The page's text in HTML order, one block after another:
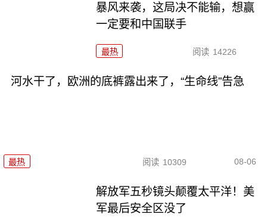
暴风来袭，这局决不能输，想赢
一定要和中国联手
最热 阅读 14226
河水干了，欧洲的底裤露出来了，“生命线”告急
最热 阅读 10309 08-06
解放军五秒镜头颠覆太平洋！美
军最后安全区没了